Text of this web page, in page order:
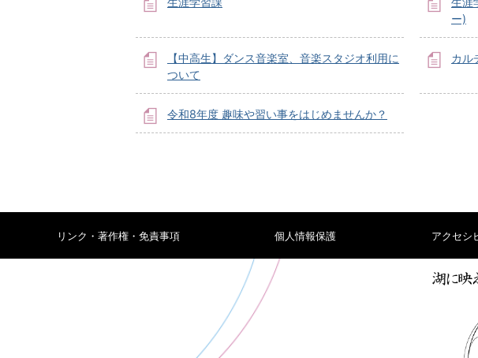
ー)
【中高生】ダンス音楽室、音楽スタジオ利用に
ついて
カル
令和8年度 趣味や習い事をはじめませんか？
リンク・著作権・免責事項 個人情報保護 アクセシ